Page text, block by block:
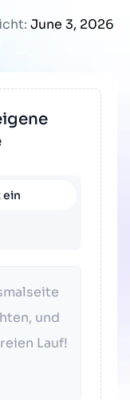
June 3, 2026
ein